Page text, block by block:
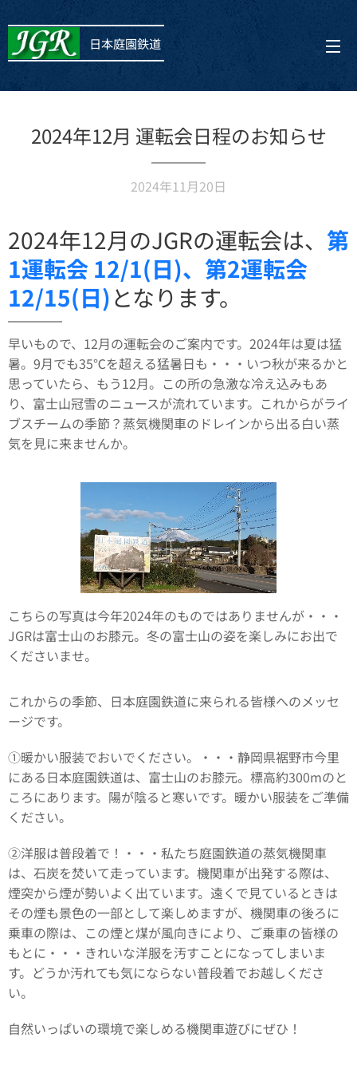
日本庭園鉄道
2024年12月 運転会日程のお知らせ
2024年11月20日
2024年12月のJGRの運転会は、 第
1運転会 12/1(日)、第2運転会
12/15(日)となります。
早いもので、12月の運転会のご案内です。2024年は夏は猛
暑。9月でも35℃を超える猛暑日も・・・いつ秋が来るかと
思っていたら、もう12月。この所の急激な冷え込みもあ
り、富士山冠雪のニュースが流れています。これからがライ
ブスチームの季節？蒸気機関車のドレインから出る白い蒸
気を見に来ませんか。
こちらの写真は今年2024年のものではありませんが・・・
JGRは富士山のお膝元。冬の富士山の姿を楽しみにお出で
くださいませ。
これからの季節、日本庭園鉄道に来られる皆様へのメッセ
ージです。
①暖かい服装でおいでください。・・・静岡県裾野市今里
にある日本庭園鉄道は、富士山のお膝元。標高約300mのと
ころにあります。陽が陰ると寒いです。暖かい服装をご準備
ください。
②洋服は普段着で！・・・私たち庭園鉄道の蒸気機関車
は、石炭を焚いて走っています。機関車が出発する際は、
煙突から煙が勢いよく出ています。遠くで見ているときは
その煙も景色の一部として楽しめますが、機関車の後ろに
乗車の際は、この煙と煤が風向きにより、ご乗車の皆様の
もとに・・・きれいな洋服を汚すことになってしまいま
す。どうか汚れても気にならない普段着でお越しくださ
い。
自然いっぱいの環境で楽しめる機関車遊びにぜひ！